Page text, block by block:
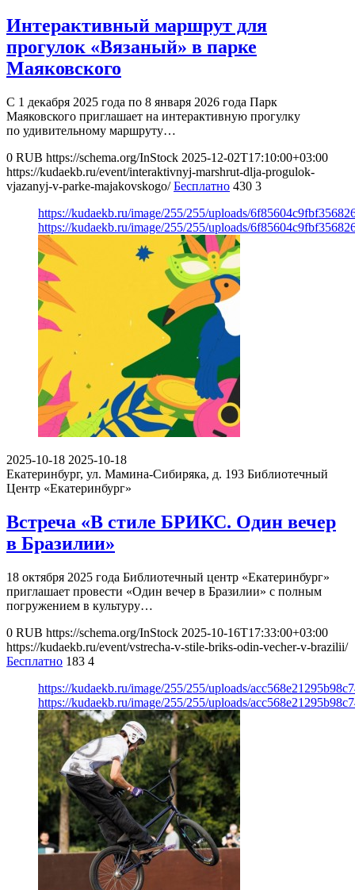
Интерактивный маршрут для
прогулок «Вязаный» в парке
Маяковского
С 1 декабря 2025 года по 8 января 2026 года Парк
Маяковского приглашает на интерактивную прогулку
по удивительному маршруту…
0 RUB https://schema.org/InStock 2025-12-02T17:10:00+03:00
https://kudaekb.ru/event/interaktivnyj-marshrut-dlja-progulok-
vjazanyj-v-parke-majakovskogo/ Бесплатно 430 3
https://kudaekb.ru/image/255/255/uploads/
https://kudaekb.ru/image/255/255/uploads/
2025-10-18 2025-10-18
Екатеринбург, ул. Мамина-Сибиряка, д. 193 Библиотечный
Центр «Екатеринбург»
Встреча «В стиле БРИКС. Один вечер
в Бразилии»
18 октября 2025 года Библиотечный центр «Екатеринбург»
приглашает провести «Один вечер в Бразилии» с полным
погружением в культуру…
0 RUB https://schema.org/InStock 2025-10-16T17:33:00+03:00
https://kudaekb.ru/event/vstrecha-v-stile-briks-odin-vecher-v-brazilii/
Бесплатно 183 4
https://kudaekb.ru/image/255/255/uploads/
https://kudaekb.ru/image/255/255/uploads/